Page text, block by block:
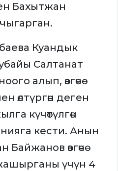
Бахытжан
Куандык
Салтанат
алып, өзгөчө
өлтүргөн деген
күчөтүлгөн
кести. Анын
өзгөчө
үчүн 4